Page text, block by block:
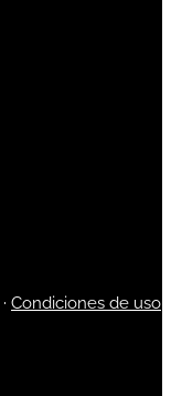
· Condiciones de uso